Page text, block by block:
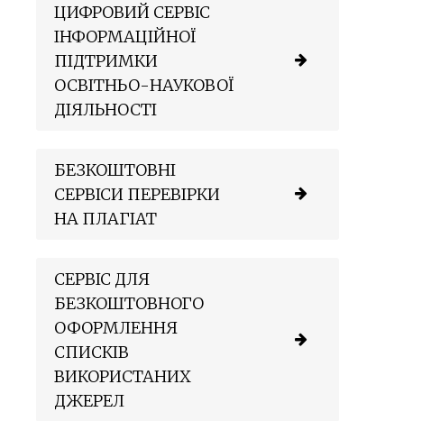
ЦИФРОВИЙ СЕРВІС
ІНФОРМАЦІЙНОЇ
ПІДТРИМКИ
ОСВІТНЬО-НАУКОВОЇ
ДІЯЛЬНОСТІ
БЕЗКОШТОВНІ
СЕРВІСИ ПЕРЕВІРКИ
НА ПЛАГІАТ
СЕРВІС ДЛЯ
БЕЗКОШТОВНОГО
ОФОРМЛЕННЯ
СПИСКІВ
ВИКОРИСТАНИХ
ДЖЕРЕЛ